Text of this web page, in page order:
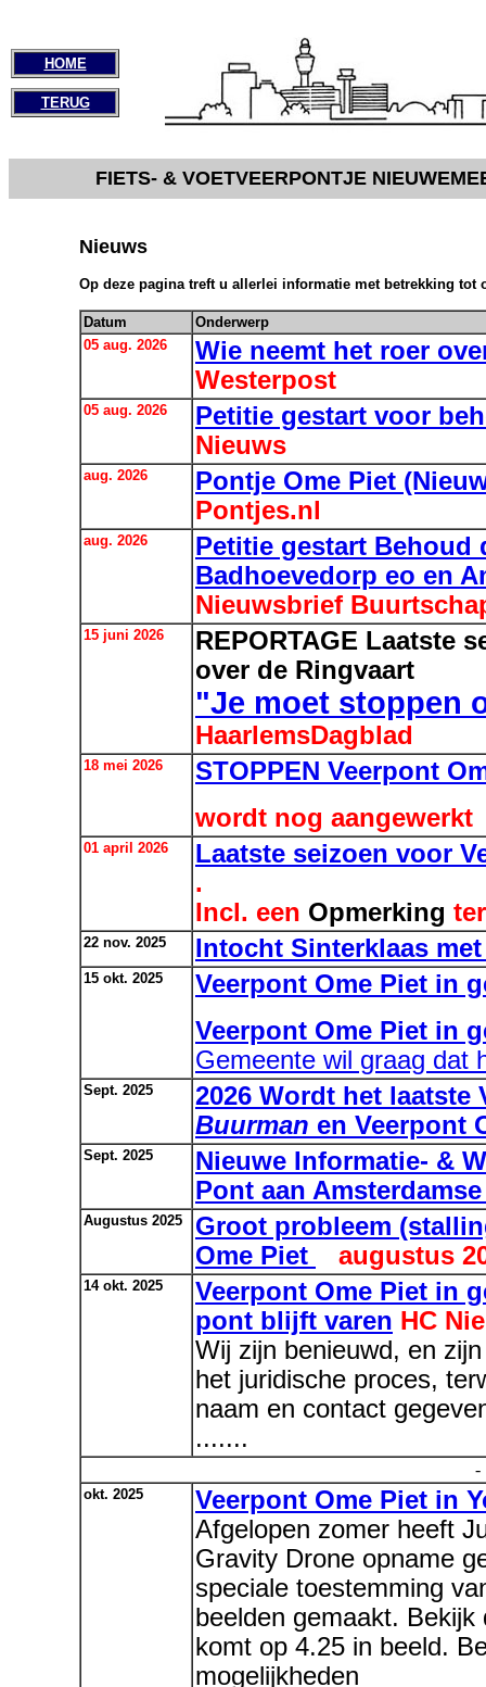
HOME
TERUG
FIETS- & VOETVEERPONTJE
Nieuws
Op deze pagina treft u allerlei informatie met betrekking tot
Datum
Onderwerp
05 aug. 2026
Wie neemt het roer
Westerpost
05 aug. 2026
Petitie gestart voor
Nieuws
aug. 2026
Pontje Ome Piet
Pontjes.nl
aug. 2026
Petitie gestart Behoud
Badhoevedorp eo en
Nieuwsbrief
15 juni 2026
REPORTAGE Laatste
over de Ringvaart
"Je moet stoppen
HaarlemsDagblad
18 mei 2026
STOPPEN Veerpont
wordt nog aangewerkt
01 april 2026
Laatste seizoen voor
.
Incl. een Opmerking
22 nov. 2025 Intocht Sinterklaas
15 okt. 2025
Veerpont Ome Piet in
Veerpont Ome Piet in
Gemeente wil graag dat
Sept. 2025
2026 Wordt het laatste
Buurman en Veerpont
Sept. 2025
Nieuwe Informatie- &
Pont aan
Augustus 2025
Groot probleem
Ome Piet
augustus
14 okt. 2025
Veerpont Ome Piet in
pont blijft varen HC
Wij zijn benieuwd, en
het juridische proces,
naam en contact
.......
-
okt. 2025
Veerpont Ome Piet in
Afgelopen zomer heeft
Gravity Drone opname
speciale toestemming
beelden gemaakt.
komt op 4.25 in beeld.
mogelijkheden